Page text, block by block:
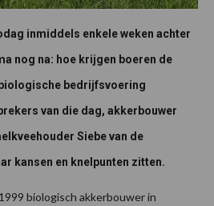
inmiddels enkele weken achter
nog na: hoe krijgen boeren de
bedrijfsvoering
van die dag, akkerbouwer
Siebe van de
kansen en knelpunten zitten.
biologisch akkerbouwer in